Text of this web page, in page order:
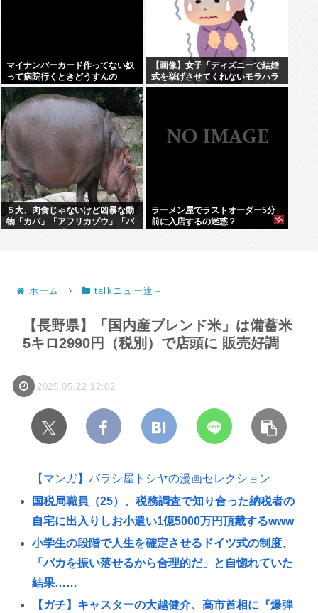
マイナンバーカード作ってない奴
って病院行くときどうすんの
【画像】女子「ディズニーで結婚
式を挙げさせてくれないモラハラ
彼氏。過呼吸になりました。涙が
５大、肉食じゃないけど凶暴な動
物「カバ」「アフリカゾウ」「バ
ラーメン屋でラストオーダー5分
前に入店するの迷惑？
ホーム talkニュー速＋
【長野県】「国内産ブレンド米」は備蓄米
5キロ2990円（税別）で店頭に 販売好調
2025.05.22 12:02
【マンガ】バラシ屋トシヤの漫画セレクション
国税局職員（25）、税務調査で知り合った納税者の
自宅に出入りしお小遣い1億5000万円頂戴するwww
小学生の段階で人生を確定させるドイツ式の制度、
「バカを振い落せるから合理的だ」と自惚れていた
結果……
【ガチ】キャスターの大越健介、高市首相に『爆弾